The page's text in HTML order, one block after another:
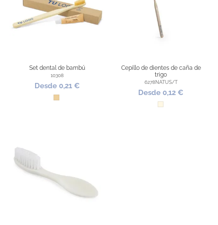
Set dental de bambú
10308
Desde 0,21 €
Madera
Cepillo de dientes de caña de
trigo
6278NATUS/T
Desde 0,12 €
Natural